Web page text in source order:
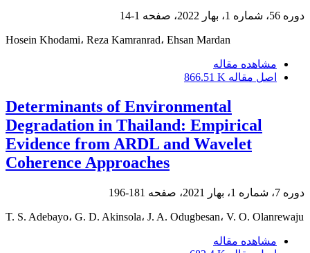
دوره 56، شماره 1، بهار 2022، صفحه 1-14
Hosein Khodami، Reza Kamranrad، Ehsan Mardan
مشاهده مقاله
اصل مقاله 866.51 K
Determinants of Environmental
Degradation in Thailand: Empirical
Evidence from ARDL and Wavelet
Coherence Approaches
دوره 7، شماره 1، بهار 2021، صفحه 181-196
T. S. Adebayo، G. D. Akinsola، J. A. Odugbesan، V. O. Olanrewaju
مشاهده مقاله